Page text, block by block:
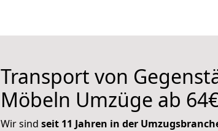
Transport von
Möbeln Umzüge ab
Wir sind seit 11 Jahren in der